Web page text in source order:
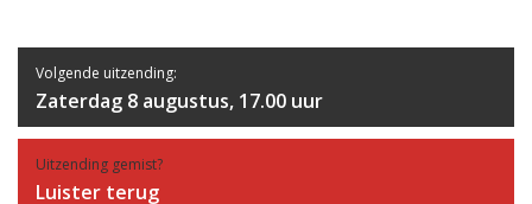
Volgende uitzending:
Zaterdag 8 augustus, 17.00 uur
Uitzending gemist?
Luister terug